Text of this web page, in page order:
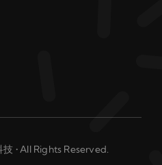
• All Rights Reserved.